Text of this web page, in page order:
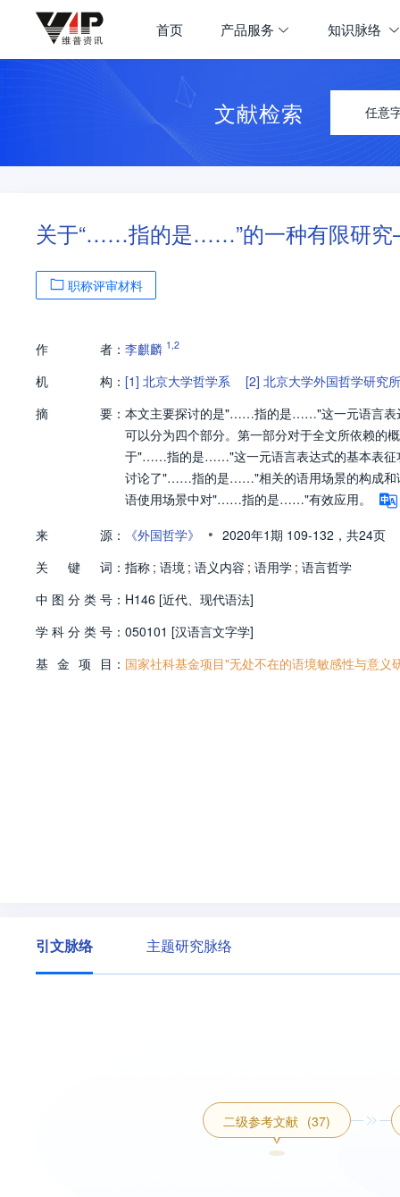
首页 产品服务 知识脉络
文献检索 任意
关于“……指的是……”的一种有限研
职称评审材料
作 者： 李麒麟 1 ,2
机 构： [1] 北京大学哲学系 [2] 北京大学外国哲学研究所
摘
要： 本文主要探讨的是"……指的是……"这一元语言表
可以分为四个部分。第一部分对于全文所依赖的
于"……指的是……"这一元语言表达式的基本表征
讨论了"……指的是……"相关的语用场景的构成和
语使用场景中对"……指的是……"有效应用。
来
源： 《外国哲学》 • 2020年1期 109-132， 共24页
关
键 词： 指称 ; 语境 ; 语义内容 ; 语用学 ; 语言哲学
中 图 分 类 号： H146 [近代、现代语法]
学 科 分 类 号： 050101 [汉语言文字学]
基 金 项 目： 国家社科基金项目"无处不在的语境敏感性与意
引文脉络 主题研究脉络
二级参考文献 (37)